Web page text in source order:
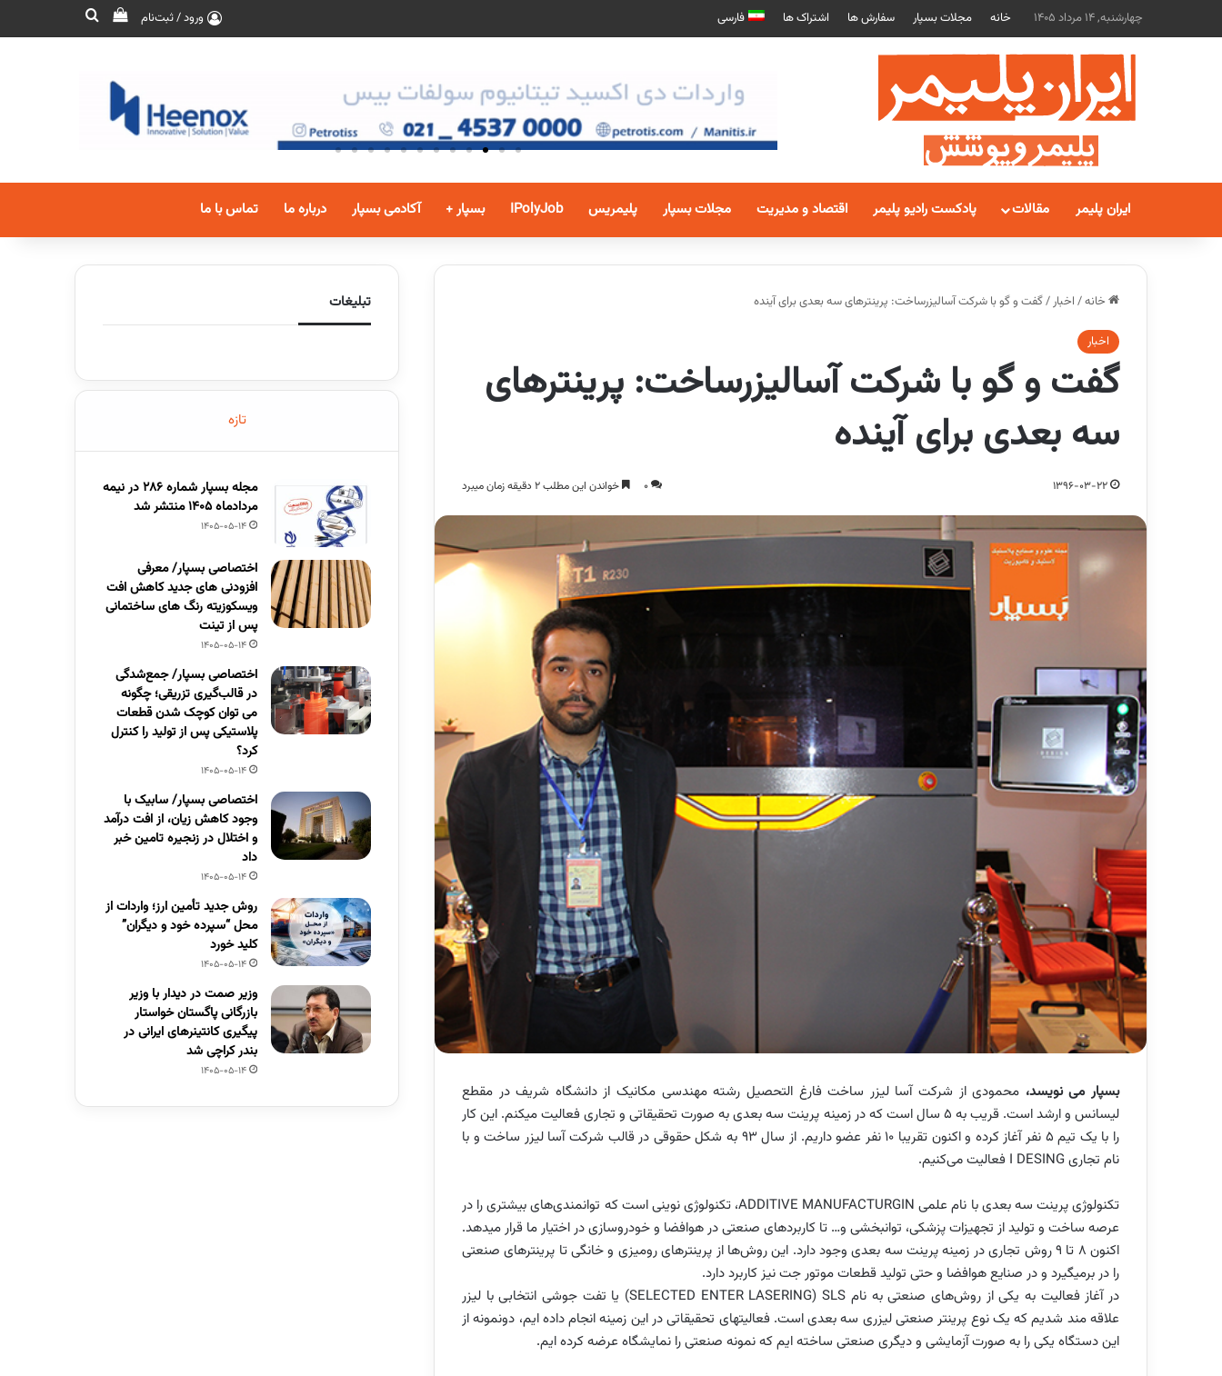
چهارشنبه, 14 مرداد 1405 خانه مجلات بسپار سفارش ها اشتراک ها فارسی ورود / ثبت‌نام
ایران پلیمر مقالات پادکست رادیو پلیمر اقتصاد و مدیریت مجلات بسپار پلیمریس IPolyJob بسپار + آکادمی بسپار درباره ما تماس با ما
خانه/ اخبار/گفت و گو با شرکت آسالیزرساخت: پرینترهای سه بعدی برای آینده
اخبار
گفت و گو با شرکت آسالیزرساخت: پرینترهای
سه بعدی برای آینده
1396-03-22
0 خواندن این مطلب 2 دقیقه زمان میبرد
بسپار می نویسد، محمودی از شرکت آسا لیزر ساختفارغ ­التحصیل رشته مهندسی مکانیک از دانشگاه شریف در مقطع
لیسانس و ارشد است. قریب به 5 سال است که در زمینه
پرینت سه­ بعدی به صورت تحقیقاتی و تجاری فعالیت می­کنم. این کار
را با یک تیم 5 نفر آغاز کرده و اکنون تقریبا 10 نفر عضو داریم. از سال 93 به شکل حقوقی در قالب شرکت آسا لیزر ساخت و با
نام تجاریI DESING فعالیت میکنیم.
تکنولوژی پرینت سه­ بعدی با نام علمی ADDITIVE MANUFACTURGIN، تکنولوژی نوینی است که توانمندیهای بیشتری را در
عرصه ساخت و تولید از تجهیزات پزشکی، توانبخشی و… تا کاربردهای صنعتی در هوافضا و خودروسازی در اختیار ما قرار می­دهد.
اکنون 8 تا 9 روش تجاری در زمینه پرینت سه­ بعدی وجود دارد. این
روشها از پرینترهای رومیزی و خانگی تا پرینترهای صنعتی
را در برمی­گیرد و در صنایع هوافضا و حتی تولید قطعات موتور جت نیز کاربرد دارد.
در آغاز فعالیت به یکی از روشهای صنعتی به نام SLS
(SELECTED ENTER LASERING) یا تفت جوشی انتخابی با لیزر
علاقه­ مند شدیم که یک نوع پرینتر صنعتی لیزری سه­ بعدی است. فعالیت­های تحقیقاتی در این زمینه انجام داده ­ایم، دونمونه از
این دستگاه یکی را به صورت آزمایشی و دیگری صنعتی ساخته­ ایم که نمونه صنعتی را نمایشگاه عرضه کرده­ ایم.
تبلیغات
تازه
مجله بسپار شماره 286 در نیمه
مردادماه 1405 منتشر شد
1405-05-14
اختصاصی بسپار/ معرفی
افزودنی های جدید کاهش افت
ویسکوزیته رنگ های ساختمانی
پس از تینت
1405-05-14
اختصاصی بسپار/ جمع‌شدگی
در قالب‌گیری تزریقی؛ چگونه
می توان کوچک شدن قطعات
پلاستیکی پس از تولید را کنترل
کرد؟
1405-05-14
اختصاصی بسپار/ سابیک با
وجود کاهش زیان، از افت درآمد
و اختلال در زنجیره تامین خبر
داد
1405-05-14
روش جدید تأمین ارز؛ واردات از
محل “سپرده خود و دیگران”
کلید خورد
1405-05-14
وزیر صمت در دیدار با وزیر
بازرگانی پاگستان خواستار
پیگیری کانتینرهای ایرانی در
بندر کراچی شد
1405-05-14